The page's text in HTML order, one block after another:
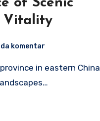
of Scenic
Vitality
komentar